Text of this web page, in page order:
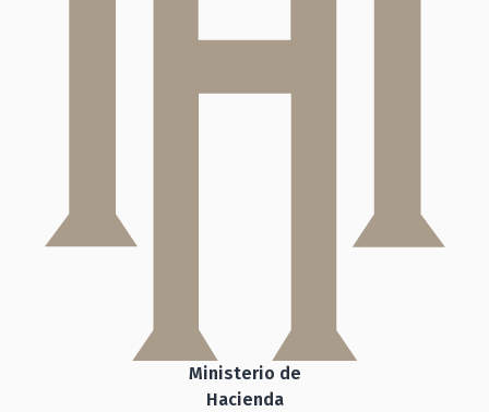
Ministerio de
Hacienda